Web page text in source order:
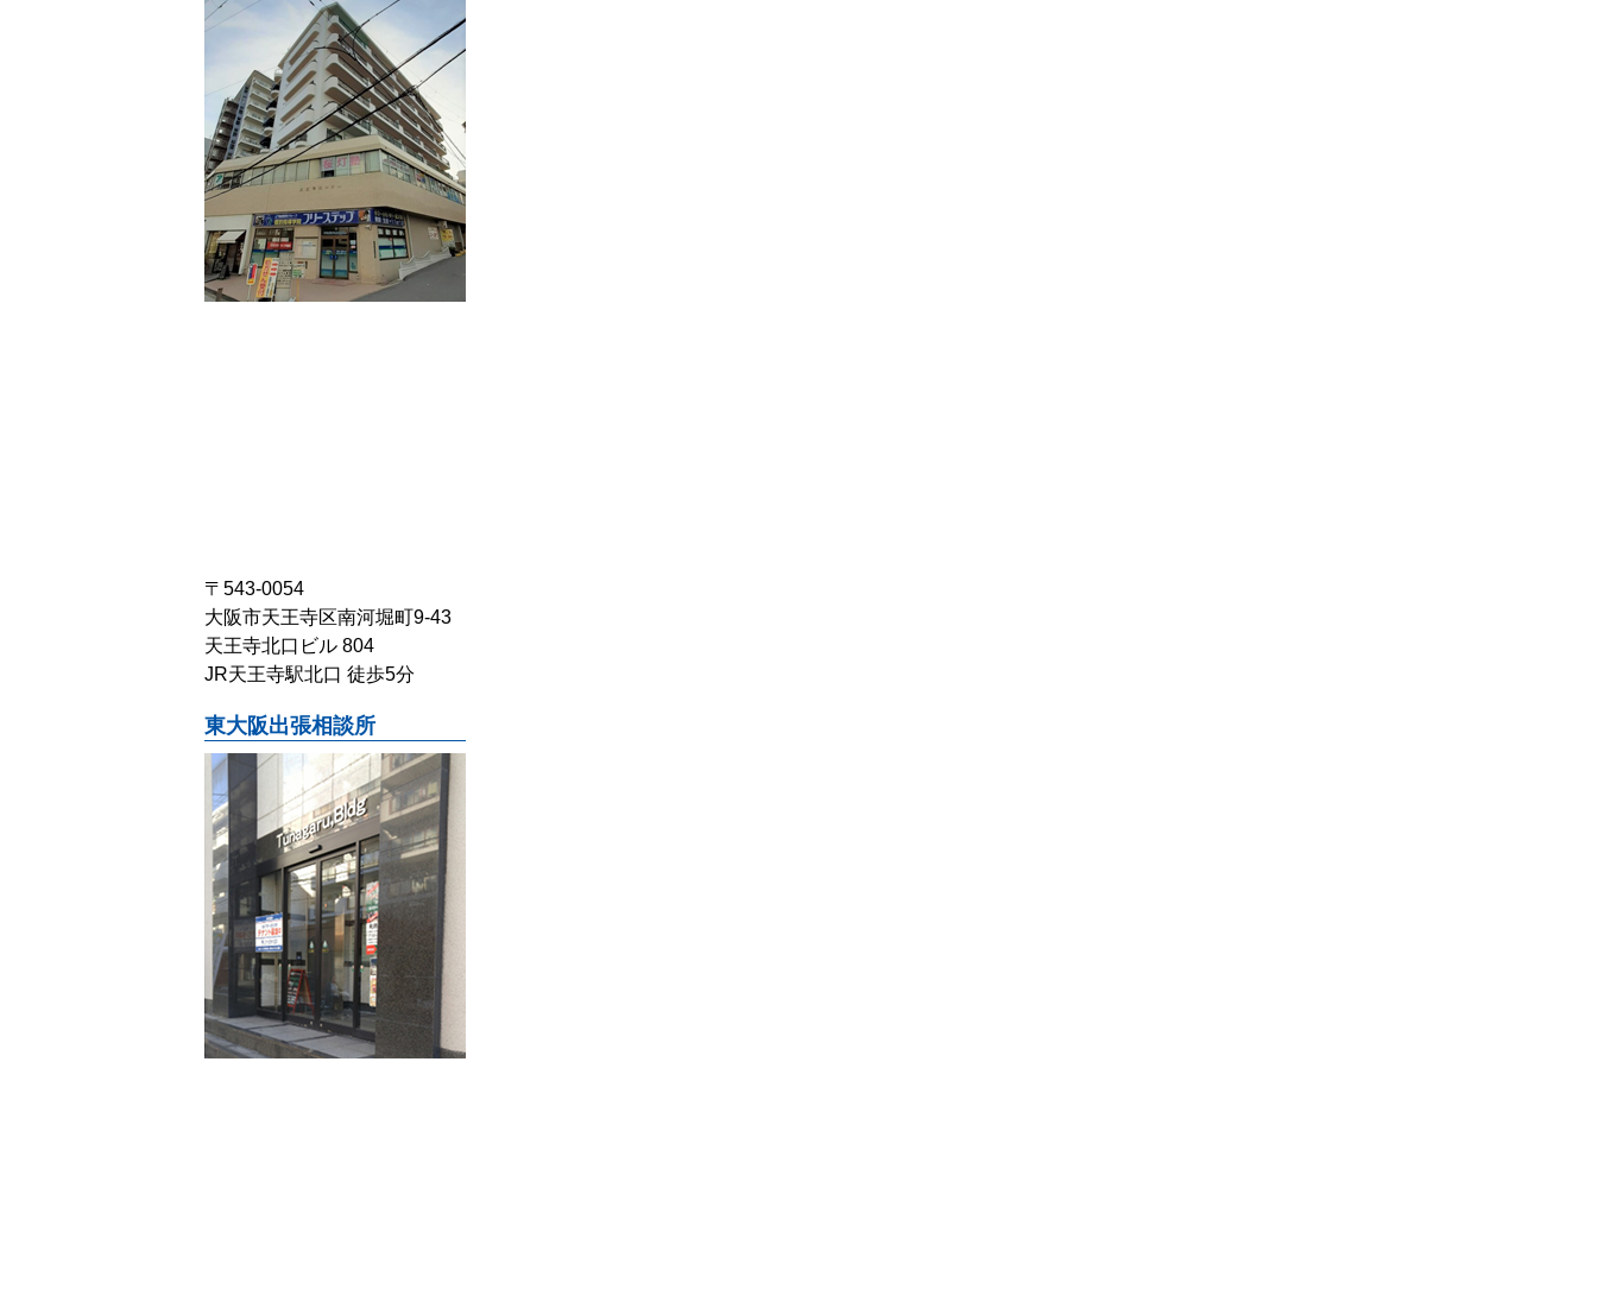
〒543-0054
大阪市天王寺区南河堀町9-43
天王寺北口ビル 804
JR天王寺駅北口 徒歩5分
東大阪出張相談所